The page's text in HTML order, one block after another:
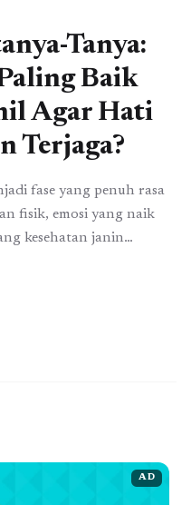
Tanya:
Baik
Agar Hati
Terjaga?
fase yang penuh rasa
fisik, emosi yang naik
kesehatan janin
dan kekuatan
AD